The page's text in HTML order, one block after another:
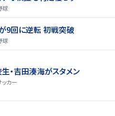
球
9回に逆転 初戦突破
球
・吉田湊海がスタメン
ッカー